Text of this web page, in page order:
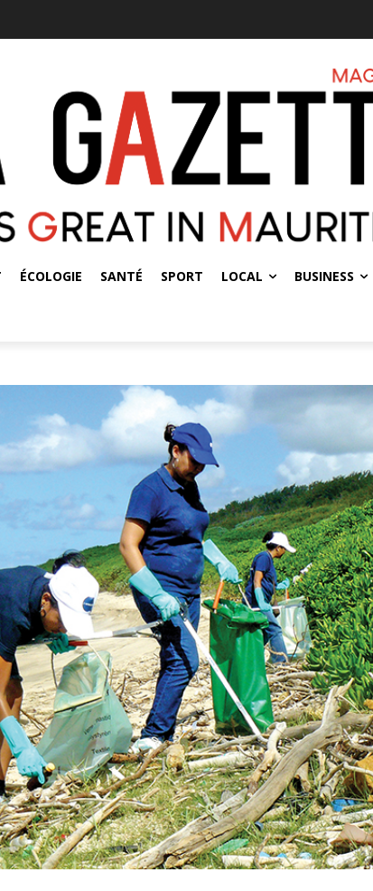
ÉCOLOGIE SANTÉ SPORT LOCAL BUSINESS